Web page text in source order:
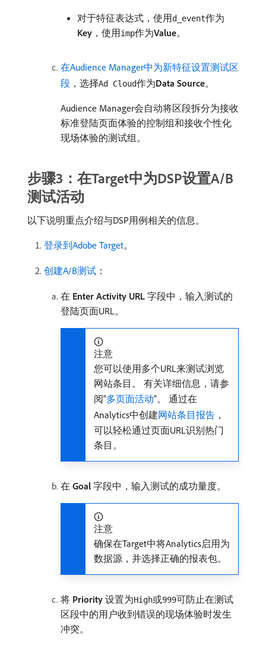
对于特征表达式，使用d_event作为​
Key ，使用imp作为​Value。
在Audience Manager中为新特征设置测试区
段 ，选择Ad Cloud作为​Data Source。
Audience Manager会自动将区段拆分为接收
标准登陆页面体验的控制组和接收个性化
现场体验的测试组。
步骤3：在Target中为DSP设置A/B
测试活动
以下说明重点介绍与DSP用例相关的信息。
登录到Adobe Target。
创建A/B测试 ：
在​ Enter Activity URL ​字段中，输入测试的
登陆页面URL。
注意
您可以使用多个URL来测试浏览
网站条目。 有关详细信息，请参
阅“多页面活动”。 通过在
Analytics中创建网站条目报告 ，
可以轻松通过页面URL识别热门
条目。
在​ Goal ​字段中，输入测试的成功量度。
注意
确保在Target中将Analytics启用为
数据源，并选择正确的报表包。
将​ Priority ​设置为High或999可防止在测试
区段中的用户收到错误的现场体验时发生
冲突。